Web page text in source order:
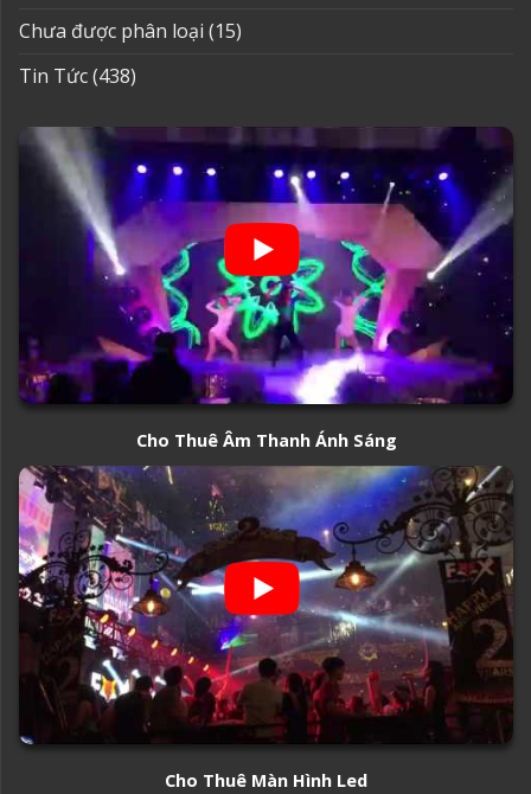
Chưa được phân loại (15)
Tin Tức(438)
Cho Thuê Âm Thanh Ánh Sáng
Cho Thuê Màn Hình Led